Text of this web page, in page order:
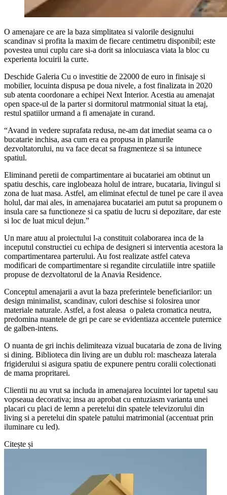
O amenajare ce are la baza simplitatea si valorile designului
scandinav si profita la maxim de fiecare centimetru disponibil; este
povestea unui cuplu care si-a dorit sa inlocuiasca viata la bloc cu
experienta locuirii la curte.
Deschide Galeria Cu o investitie de 22000 de euro in finisaje si
mobilier, locuinta dispusa pe doua nivele, a fost finalizata in 2020
sub atenta coordonare a echipei Next Interior. Acestia au amenajat
open space-ul de la parter si dormitorul matrmonial situat la etaj,
restul spatiilor urmand a fi amenajate in curand.
“Avand in vedere suprafata redusa, ne-am dat imediat seama ca o
bucatarie inchisa, asa cum era ea propusa in planurile
dezvoltatorului, nu va face decat sa fragmenteze si sa intunece
spatiul.
Eliminand peretii de compartimentare ai bucatariei am obtinut un
spatiu deschis, care inglobeaza holul de intrare, bucataria, livingul si
zona de luat masa. Astfel, am eliminat efectul de tunel pe care il avea
holul, dar mai ales, in amenajarea bucatariei am putut sa propunem o
insula care sa functioneze si ca spatiu de lucru si depozitare, dar este
si loc de luat micul dejun.”
Un mare atuu al proiectului l-a constituit colaborarea inca de la
inceputul constructiei cu echipa de designeri si interventia acestora la
compartimentarea parterului. Au fost realizate astfel cateva
modificari de compartimentare si regandite circulatiile intre spatiile
propuse de dezvoltatorul de la Anavia Residence.
Conceptul amenajarii a avut la baza preferintele beneficiarilor: un
design minimalist, scandinav, culori deschise si folosirea unor
materiale naturale. Astfel, a fost aleasa o paleta cromatica neutra,
predomina nuantele de gri pe care se evidentiaza accentele puternice
de galben-intens.
O nuanta de gri inchis delimiteaza vizual bucataria de zona de living
si dining. Biblioteca din living are un dublu rol: mascheaza laterala
frigiderului si asigura spatiu de expunere pentru coralii colectionati
de mama propritarei.
Clientii nu au vrut sa includa in amenajarea locuintei lor tapetul sau
vopseaua decorativa; insa au aprobat cu entuziasm varianta unei
placari cu placi de lemn a peretelui din spatele televizorului din
living si a peretelui din spatele patului matrimonial (accentuat prin
iluminare cu led).
Citește și